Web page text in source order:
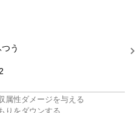
う
属性ダメージを与える
りをダウンする